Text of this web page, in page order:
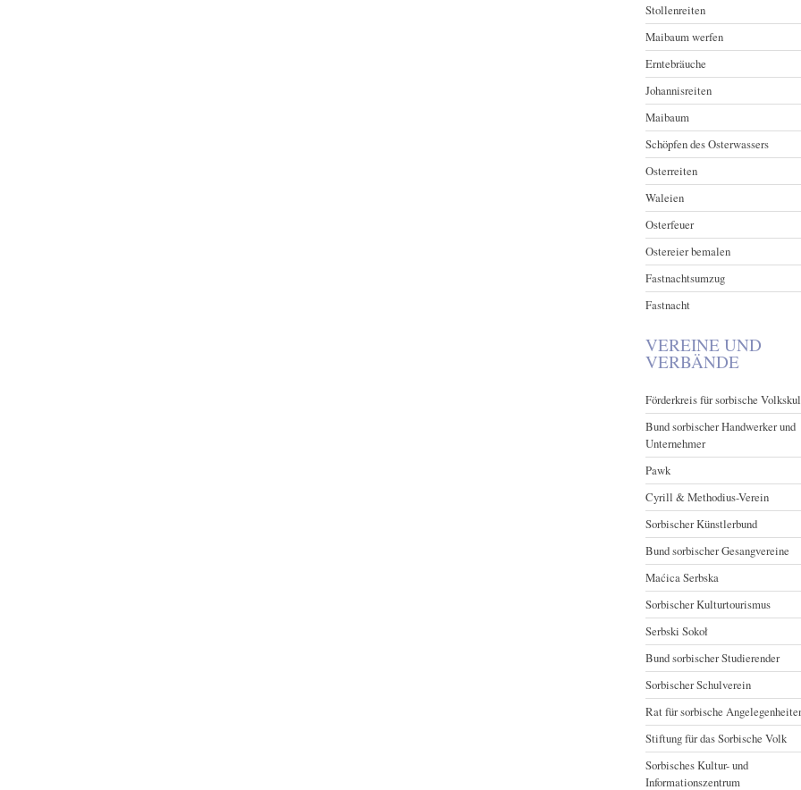
Stollenreiten
Maibaum werfen
Erntebräuche
Johannisreiten
Maibaum
Schöpfen des Osterwassers
Osterreiten
Waleien
Osterfeuer
Ostereier bemalen
Fastnachtsumzug
Fastnacht
VEREINE UND
VERBÄNDE
Förderkreis für sorbische
Bund sorbischer Handwerker und
Unternehmer
Pawk
Cyrill & Methodius-Verein
Sorbischer Künstlerbund
Bund sorbischer Gesangvereine
Maćica Serbska
Sorbischer Kulturtourismus
Serbski Sokoł
Bund sorbischer Studierender
Sorbischer Schulverein
Rat für sorbische
Stiftung für das Sorbische Volk
Sorbisches Kultur- und
Informationszentrum